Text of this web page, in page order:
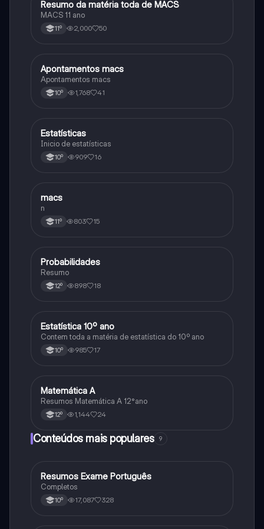
Matemática
Resumo da matéria toda de MACS
MACS 11 ano
11º 2,000 50
Matemática
Apontamentos macs
Apontamentos macs
10º 1,768 41
Matemática
Estatísticas
Inicio de estatísticas
10º 909 16
Matemática
macs
n
11º 803 15
Matemática
Probabilidades
Resumo
12º 898 18
Matemática
Estatística 10º ano
Contem toda a matéria de estatística do 10º ano
10º 985 17
Matemática
Matemática A
Resumos Matemática A 12°ano
12º 1,144 24
Conteúdos mais populares 9
Português
Resumos Exame Português
Completos
10º 17,087 328